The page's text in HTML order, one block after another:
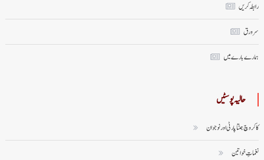
رابطہ کریں
سر ورق
ہمارے بارے میں
حالیہ پوسٹیں
کاکروچ جنتا پارٹی اور نوجوان
نغماتِ خواتین